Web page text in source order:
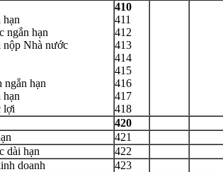
hạn
ngắn hạn
nộp Nhà nước
ngắn hạn
hạn
lợi
410
411
412
413
414
415
416
417
418
420
421
dài hạn
422
doanh
423
!